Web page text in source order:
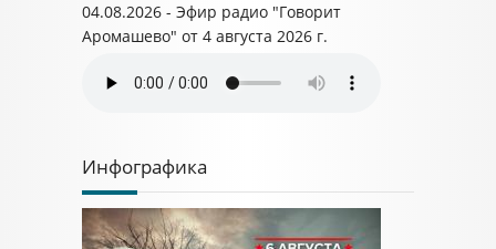
04.08.2026 - Эфир радио "Говорит
Аромашево" от 4 августа 2026 г.
Инфографика